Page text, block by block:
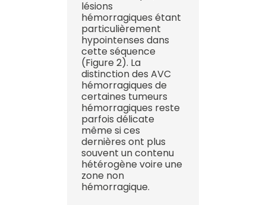
lésions
hémorragiques étant
particulièrement
hypointenses dans
cette séquence
(Figure 2). La
distinction des AVC
hémorragiques de
certaines tumeurs
hémorragiques reste
parfois délicate
même si ces
dernières ont plus
souvent un contenu
hétérogène voire une
zone non
hémorragique.